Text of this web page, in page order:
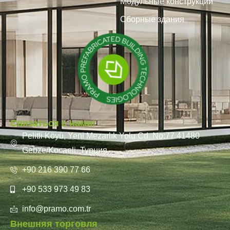
Сборные здания
Связаться с нами!
Pelitli Köyü, Yeni Mezarlık Yolu Cd. No:77 41480
Gebze/Kocaeli, Турция
+90 216 390 77 66
+90 533 973 49 83
info@pramo.com.tr
Внешняя торговля